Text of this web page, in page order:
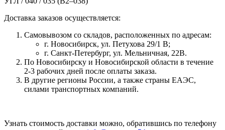
Доставка заказов осуществляется:
Самовывозом со складов, расположенных по адресам:
г. Новосибирск, ул. Петухова 29/1 В;
г. Санкт-Петербург, ул. Мельничная, 22В.
По Новосибирску и Новосибирской области в течение
2-3 рабочих дней после оплаты заказа.
В другие регионы России, а также страны ЕАЭС,
силами транспортных компаний.
Узнать стоимость доставки можно, обратившись по телефону